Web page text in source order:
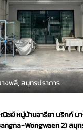
งพลี, สมุทรปราการ
ชย์ หมู่บ้านอารียา บริกก์ บ
Wongwaen 2) สมุท